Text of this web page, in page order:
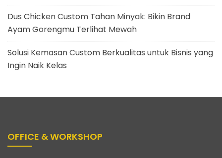
Dus Chicken Custom Tahan Minyak: Bikin Brand
Ayam Gorengmu Terlihat Mewah
Solusi Kemasan Custom Berkualitas untuk Bisnis yang
Ingin Naik Kelas
OFFICE & WORKSHOP